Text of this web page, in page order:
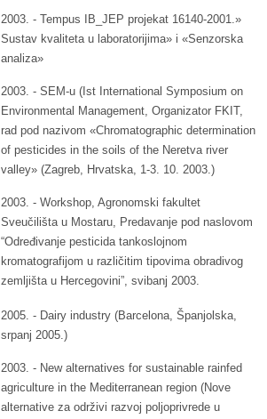
2003. - Tempus IB_JEP projekat 16140-2001.»
Sustav kvaliteta u laboratorijima» i «Senzorska
analiza»
2003. - SEM-u (Ist International Symposium on
Environmental Management, Organizator FKIT,
rad pod nazivom «Chromatographic determination
of pesticides in the soils of the Neretva river
valley» (Zagreb, Hrvatska, 1-3. 10. 2003.)
2003. - Workshop, Agronomski fakultet
Sveučilišta u Mostaru, Predavanje pod naslovom
“Određivanje pesticida tankoslojnom
kromatografijom u različitim tipovima obradivog
zemljišta u Hercegovini”, svibanj 2003.
2005. - Dairy industry (Barcelona, Španjolska,
srpanj 2005.)
2003. - New alternatives for sustainable rainfed
agriculture in the Mediterranean region (Nove
alternative za održivi razvoj poljoprivrede u